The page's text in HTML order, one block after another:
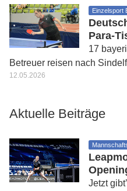
Einzelsport
Para-
17
Betreuer reisen nach
12.05.2026
Aktuelle Beiträge
Jetzt